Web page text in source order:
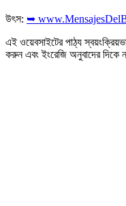
উৎস: ➥
এই ওয়েবসাইটের পাঠ্য
করুন এবং ইংরেজি অনুবাদের দিকে